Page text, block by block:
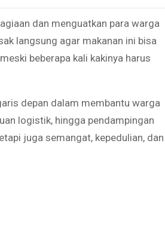
dan menguatkan para warga
langsung agar makanan ini bisa
beberapa kali kakinya harus
depan dalam membantu warga
logistik, hingga pendampingan
juga semangat, kepedulian, dan